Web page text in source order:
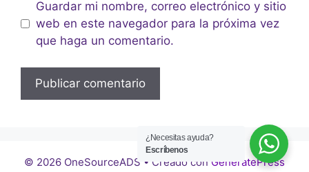
Guardar mi nombre, correo electrónico y sitio
web en este navegador para la próxima vez
que haga un comentario.
© 2026 OneSourceADS • Creado con GeneratePress
¿Necesitas ayuda?
Escríbenos